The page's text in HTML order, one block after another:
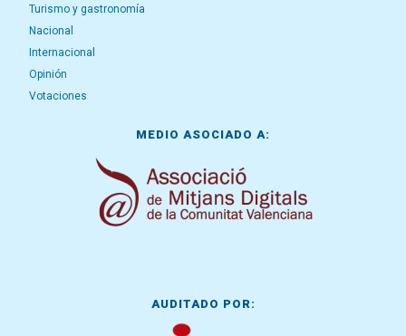
Turismo y gastronomía
Nacional
Internacional
Opinión
Votaciones
MEDIO ASOCIADO A:
AUDITADO POR: